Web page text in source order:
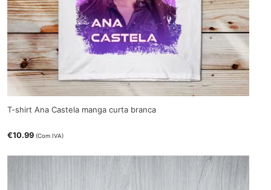
T-shirt Ana Castela manga curta branca
€10.99 (Com IVA)